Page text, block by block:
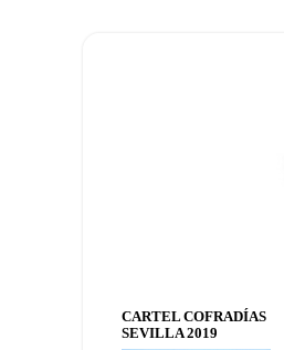
CARTEL COFRADÍAS
SEVILLA 2019